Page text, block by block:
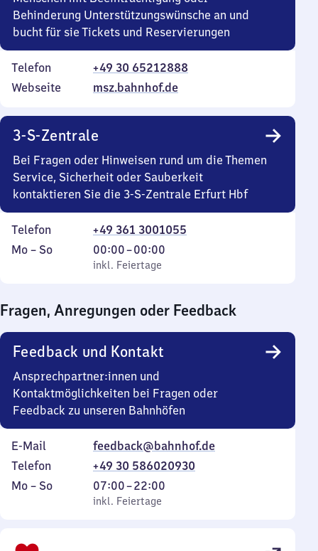
Behinderung Unterstützungswünsche an und
bucht für sie Tickets und Reservierungen
Telefon
+49 30 65212888
Webseite
msz.bahnhof.de
3-S-Zentrale
Bei Fragen oder Hinweisen rund um die Themen
Service, Sicherheit oder Sauberkeit
kontaktieren Sie die 3-S-Zentrale Erfurt Hbf
Telefon
+49 361 3001055
Montag
Mo – So,
inkl. Feiertage
00:00–00:00
Von
0
0
Uhr
inkl. Feiertage
Fragen, Anregungen oder Feedback
Feedback und Kontakt
Ansprechpartner:innen und
Kontaktmöglichkeiten bei Fragen oder
Feedback zu unseren Bahnhöfen
E-Mail
feedback@bahnhof.de
Telefon
+49 30 586020930
Montag
Mo – So,
inkl. Feiertage
07:00–22:00
Von
7
inkl. Feiertage